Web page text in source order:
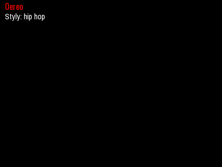
Oereo
Styly: hip hop